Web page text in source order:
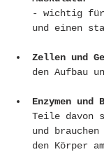
- wichtig
und einen
Zellen und
den Aufbau
Enzymen und
Teile davon
und brauchen
den Körper